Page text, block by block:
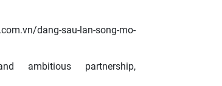
dang-sau-lan-song-mo-
ambitious partnership,